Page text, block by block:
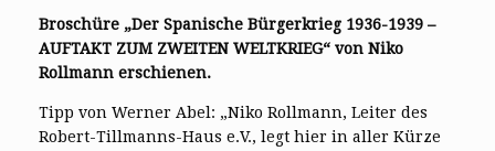
Broschüre „Der Spanische Bürgerkrieg 1936-1939 –
AUFTAKT ZUM ZWEITEN WELTKRIEG“ von Niko
Rollmann erschienen.
Tipp von Werner Abel: „Niko Rollmann, Leiter des
Robert-Tillmanns-Haus e.V., legt hier in aller Kürze